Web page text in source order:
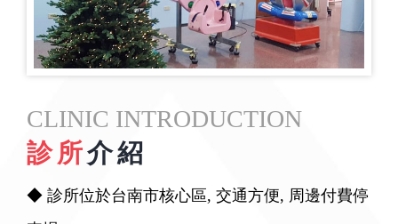
CLINIC INTRODUCTION
診所介紹
◆ 診所位於台南市核心區, 交通方便, 周邊付費停